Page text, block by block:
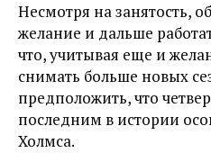
Несмотря на занятость,
желание и дальше
что, учитывая еще и
снимать больше новых
предположить, что
последним в истории
Холмса.